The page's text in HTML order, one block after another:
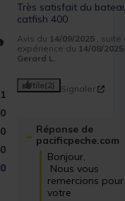
1
0
0
0
0
Très satisfait du
catfish 400
Avis du 14/09/2025 , suite
expérience du 14/08/2025
Gerard L.
Utile(2) Signaler
Réponse de
pacificpeche.com
Bonjour,
remercions pour
votre